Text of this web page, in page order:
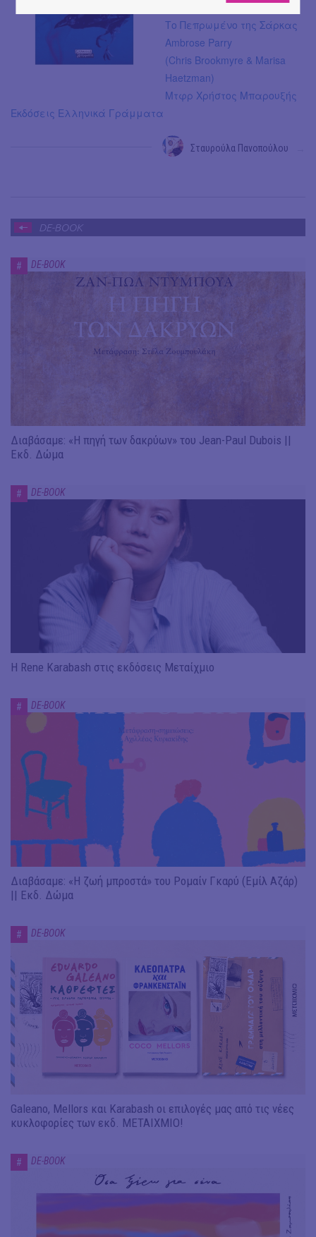
Το Πεπρωμένο της Σάρκας
Ambrose Parry
(Chris Brookmyre & Marisa
Haetzman)
Μτφρ Χρήστος Μπαρουξής
Εκδόσεις Ελληνικά Γράμματα
Σταυρούλα Πανοπούλου
DE-BOOK
# DE-BOOK
Διαβάσαμε: «Η πηγή των δακρύων» του Jean-Paul Dubois ||
Εκδ. Δώμα
# DE-BOOK
Η Rene Karabash στις εκδόσεις Μεταίχμιο
# DE-BOOK
Διαβάσαμε: «Η ζωή μπροστά» του Ρομαίν Γκαρύ (Εμίλ Αζάρ)
|| Εκδ. Δώμα
# DE-BOOK
Galeano, Mellors και Karabash οι επιλογές μας από τις νέες
κυκλοφορίες των εκδ. ΜΕΤΑΙΧΜΙΟ!
# DE-BOOK